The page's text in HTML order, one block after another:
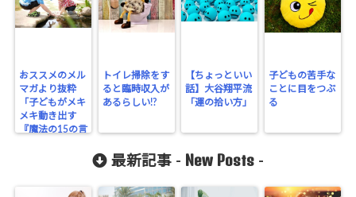
おススメのメル
マガより抜粋
「子どもがメキ
メキ動き出す
『魔法の15の言
トイレ掃除をす
ると臨時収入が
あるらしい!?
【ちょっといい
話】大谷翔平流
「運の拾い方」
子どもの苦手な
ことに目をつぶ
る
最新記事 - New Posts -